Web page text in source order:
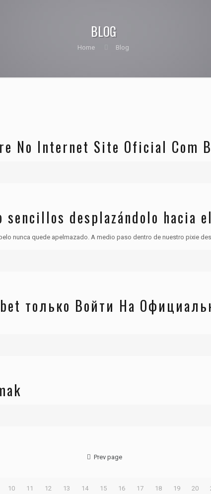
BLOG
Home Blog
No Internet Site Oficial Com
sencillos desplazándolo hacia
nunca quede apelmazado. A medio paso dentro de nuestro pixie
только Войти На
Prev page
10 11 12 13 14 15 16 17 18 19 20